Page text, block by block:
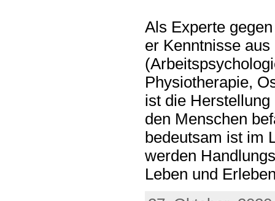
Als Experte
er Kenntnisse
Physiotherapie,
ist die
den Menschen
bedeutsam ist im
werden
Leben und